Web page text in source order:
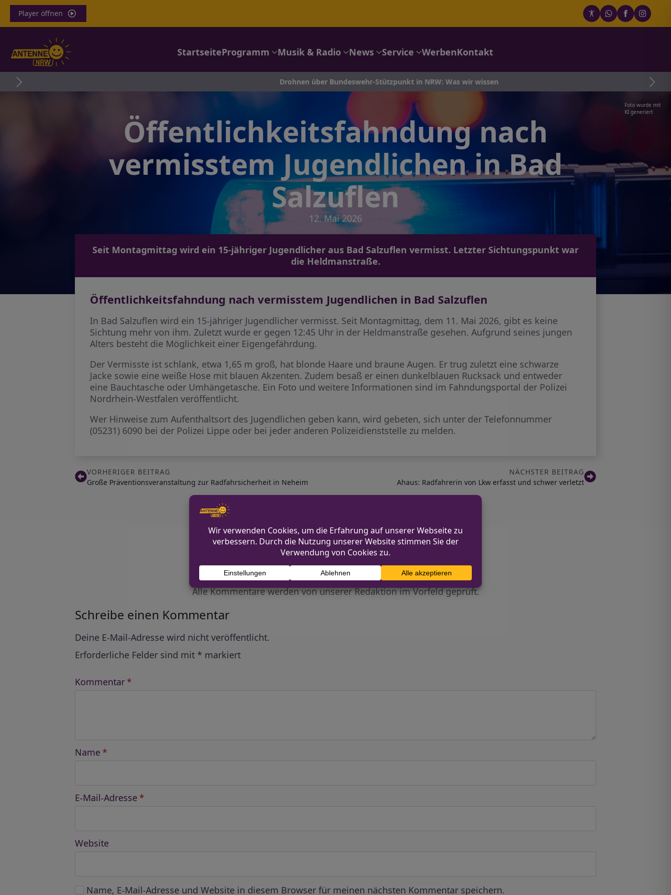
Player öffnen
StartseiteProgramm Musik & Radio News Service WerbenKontakt
Drohnen über Bundeswehr-Stützpunkt in NRW: Was wir wissen
Foto wurde mit
KI generiert
Öffentlichkeitsfahndung nach
vermisstem Jugendlichen in Bad
Salzuflen
12. Mai 2026
Seit Montagmittag wird ein 15-jähriger Jugendlicher aus Bad Salzuflen vermisst. Letzter Sichtungspunkt war
die Heldmanstraße.
Öffentlichkeitsfahndung nach vermisstem Jugendlichen in Bad Salzuflen
In Bad Salzuflen wird ein 15-jähriger Jugendlicher vermisst. Seit Montagmittag, dem 11. Mai 2026, gibt es keine
Sichtung mehr von ihm. Zuletzt wurde er gegen 12:45 Uhr in der Heldmanstraße gesehen. Aufgrund seines jungen
Alters besteht die Möglichkeit einer Eigengefährdung.
Der Vermisste ist schlank, etwa 1,65 m groß, hat blonde Haare und braune Augen. Er trug zuletzt eine schwarze
Jacke sowie eine weiße Hose mit blauen Akzenten. Zudem besaß er einen dunkelblauen Rucksack und entweder
eine Bauchtasche oder Umhängetasche. Ein Foto und weitere Informationen sind im Fahndungsportal der Polizei
Nordrhein-Westfalen veröffentlicht.
Wer Hinweise zum Aufenthaltsort des Jugendlichen geben kann, wird gebeten, sich unter der Telefonnummer
(05231) 6090 bei der Polizei Lippe oder bei jeder anderen Polizeidienststelle zu melden.
VORHERIGER BEITRAG
Große Präventionsveranstaltung zur Radfahrsicherheit in Neheim
NÄCHSTER BEITRAG
Ahaus: Radfahrerin von Lkw erfasst und schwer verletzt
Diskutiere mit!
Anonym und ganz ohne Anmeldezwang!
Alle Kommentare werden von unserer Redaktion im Vorfeld geprüft.
Schreibe einen Kommentar
Deine E-Mail-Adresse wird nicht veröffentlicht.
Erforderliche Felder sind mit * markiert
Kommentar *
Name *
E-Mail-Adresse *
Website
Name, E-Mail-Adresse und Website in diesem Browser für meinen nächsten Kommentar speichern.